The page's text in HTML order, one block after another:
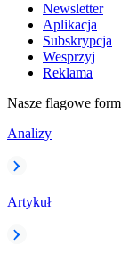
Newsletter
Aplikacja
Subskrypcja
Wesprzyj
Reklama
Nasze flagowe
Analizy
Artykuł